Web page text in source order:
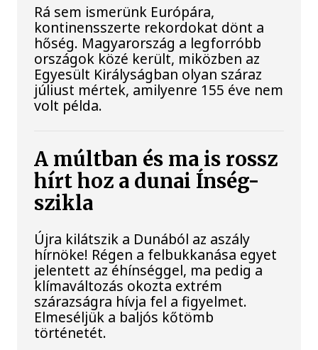
Rá sem ismerünk Európára,
kontinensszerte rekordokat dönt a
hőség. Magyarország a legforróbb
országok közé került, miközben az
Egyesült Királyságban olyan száraz
júliust mértek, amilyenre 155 éve nem
volt példa.
A múltban és ma is rossz
hírt hoz a dunai Ínség-
szikla
Újra kilátszik a Dunából az aszály
hírnöke! Régen a felbukkanása egyet
jelentett az éhínséggel, ma pedig a
klímaváltozás okozta extrém
szárazságra hívja fel a figyelmet.
Elmeséljük a baljós kőtömb
történetét.